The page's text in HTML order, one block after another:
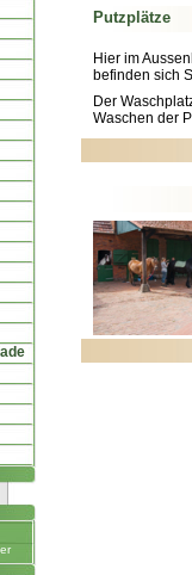
Putzplätze
Hier im
befinden sich
Der
Waschen der